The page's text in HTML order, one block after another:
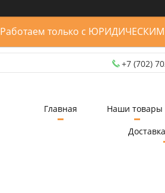
Работаем только с
+7 (702)
Главная Наши товары